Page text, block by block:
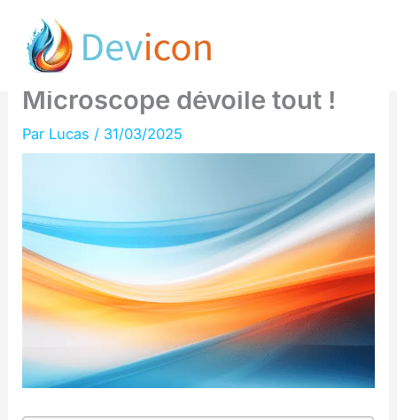
contenu
Anthropic révèle : Claude
pense-t-il vraiment ?
Microscope dévoile tout !
Par Lucas / 31/03/2025